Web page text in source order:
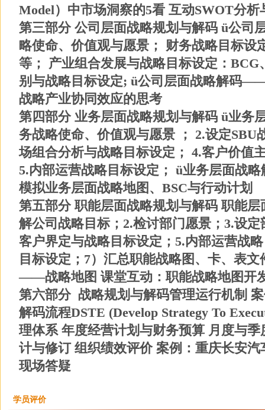
Model）中市场洞察的5看 互动SWOT分析
第三部分 公司层面战略规划与解码 ü公司
略使命、价值观与愿景； 财务战略目标设
等； 产业组合发展与战略目标设定：
别与战略目标设定; ü公司层面战略解码
战略产业协同效应的思考
第四部分 业务层面战略规划与解码 ü业务
务战略使命、价值观与愿景 ； 2.设定SBU
场组合分析与战略目标设定； 4.客户价值
5.内部运营战略目标设定； ü业务层面战
模拟业务层面战略地图、BSC与行动计划
第五部分 职能层面战略规划与解码 职能
解公司战略目标；2.检讨部门愿景；3.设
客户界定与战略目标设定；5.内部运营战
目标设定；7）汇总职能战略图、卡、表
——战略地图 课堂互动：职能战略地图开
第六部分 战略规划与解码管理运行机制
解码流程DSTE (Develop Strategy To
理体系 年度经营计划与财务预算 月度与
计与修订 组织绩效评价 案例：重庆长安汽
现场答疑
学员评价